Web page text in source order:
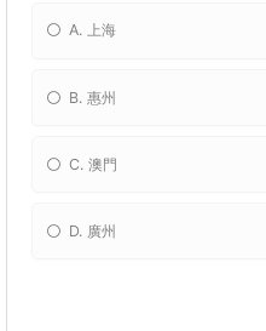
A. 上海
B. 惠州
C. 澳門
D. 廣州